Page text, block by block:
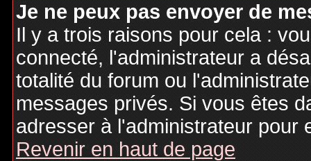
Je ne peux pas envoyer de
Il y a trois raisons pour cela :
connecté, l'administrateur a
totalité du forum ou
messages privés. Si vous êtes
adresser à l'administrateur pour
Revenir en haut de page